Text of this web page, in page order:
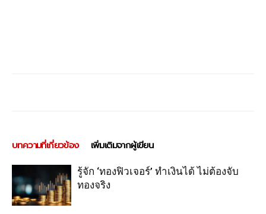
บทความที่เกี่ยวข้อง เพิ่มเติมจากผู้เขียน
รู้จัก ‘ทองฟิวเจอร์’ ทำเงินได้ ไม่ต้องจับ
ทองจริง